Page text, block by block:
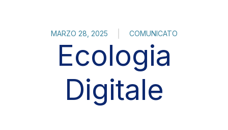
MARZO 28, 2025 COMUNICATO
Ecologia
Digitale